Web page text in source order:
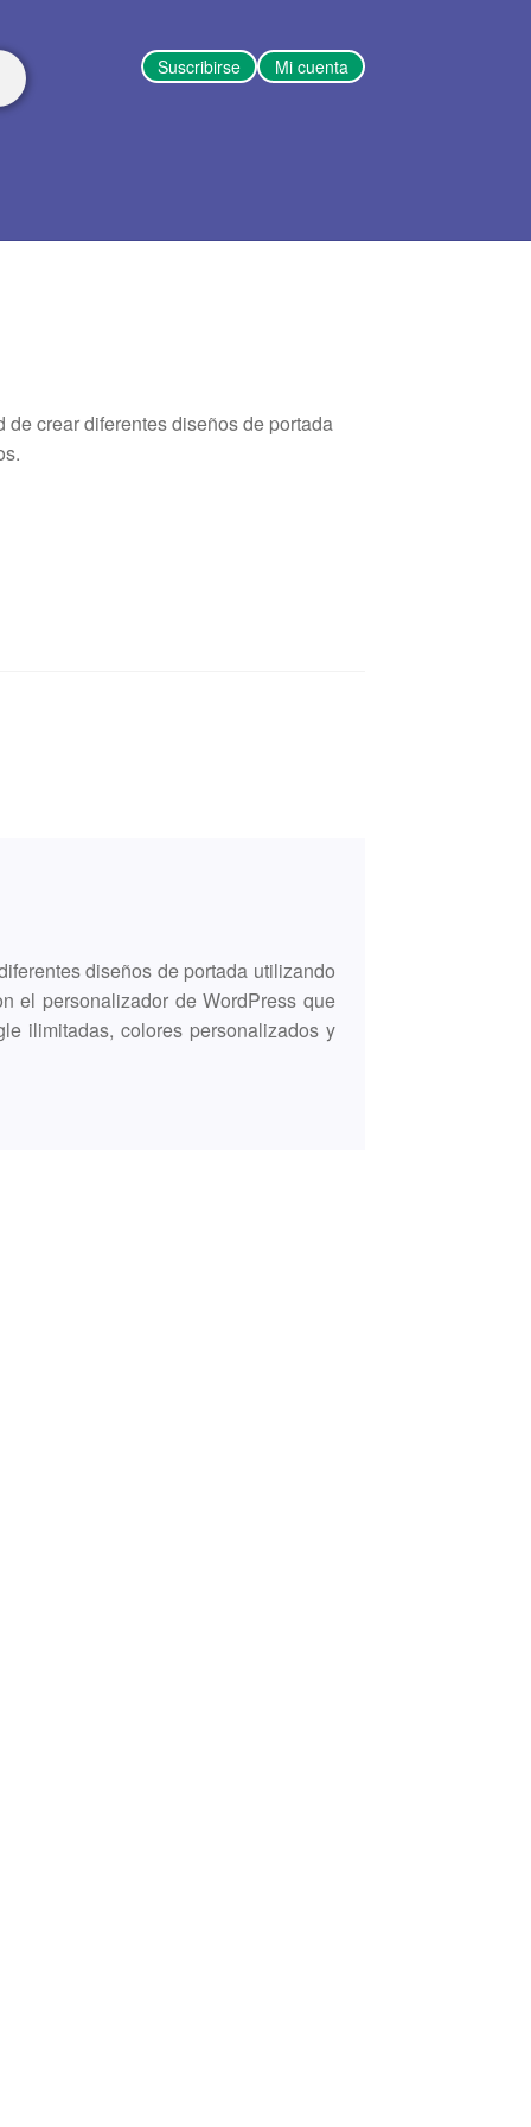
Suscribirse Mi cuenta
crear diferentes diseños de portada
diseños de portada utilizando
el personalizador de WordPress que
ilimitadas, colores personalizados y